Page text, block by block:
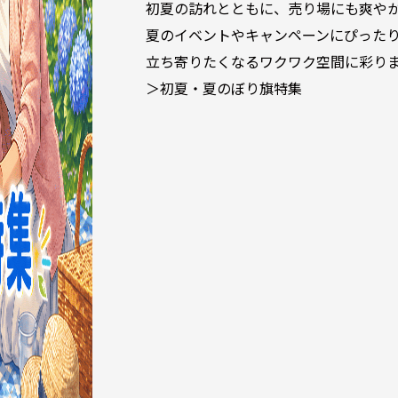
初夏の訪れとともに、売り場にも爽や
夏のイベントやキャンペーンにぴった
立ち寄りたくなるワクワク空間に彩り
＞初夏・夏のぼり旗特集